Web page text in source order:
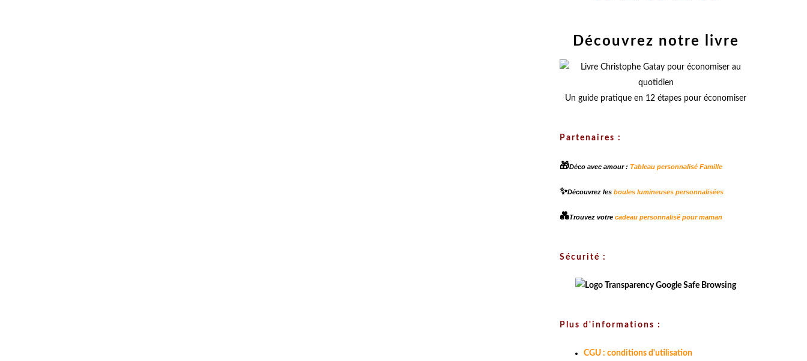
Découvrez notre livre
Un guide pratique en 12 étapes pour économiser
Partenaires :
🎁Déco avec amour : Tableau personnalisé Famille
✨Découvrez les boules lumineuses personnalisées
💑Trouvez votre cadeau personnalisé pour maman
Sécurité :
Plus d'informations :
CGU : conditions d'utilisation